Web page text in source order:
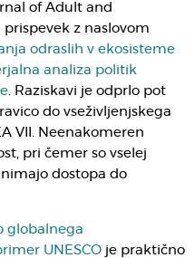
of Adult and
z naslovom
odraslih v ekosisteme
analiza politik
. Raziskavi je odprlo pot
do vseživljenjskega
VII. Neenakomeren
pri čemer so vselej
dostopa do
globalnega
UNESCO je praktično